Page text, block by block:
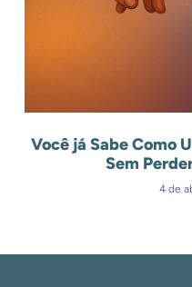
Você já Sabe Como
Sem
4 de